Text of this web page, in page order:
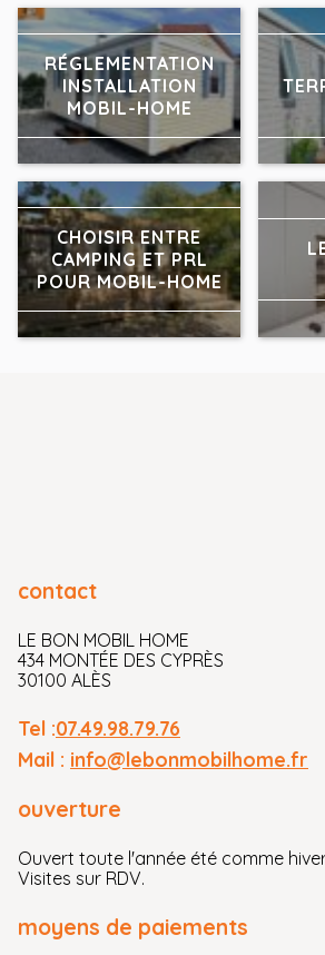
RÉGLEMENTATION
INSTALLATION
MOBIL-HOME
CHOISIR ENTRE
CAMPING ET PRL
POUR MOBIL-HOME
contact
LE BON MOBIL HOME
434 MONTÉE DES CYPRÈS
30100 ALÈS
Tel :07.49.98.79.76
Mail : info@lebonmobilhome.fr
ouverture
Ouvert toute l'année été comme
Visites sur RDV.
moyens de paiements